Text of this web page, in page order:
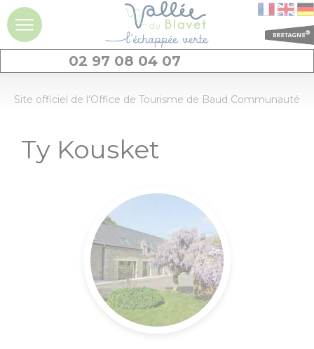
expériences à la
journée
Les
incontournables
Géants de pierres
: menhirs et
dolmens
02 97 08 04 07
Site officiel de l’Office de Tourisme de Baud Communauté
Ty Kousket